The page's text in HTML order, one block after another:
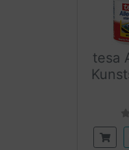
tesa